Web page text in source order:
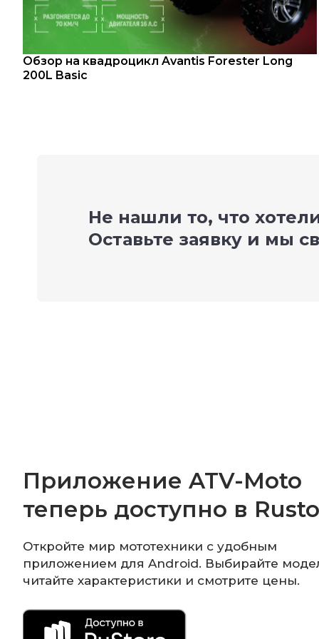
Обзор на квадроцикл Avantis Forester Long
200L Basic
Не нашли то, что
Оставьте заявку и мы
Приложение ATV-Moto
теперь доступно в
Откройте мир мототехники с удобным
приложением для Android. Выбирайте
читайте характеристики и смотрите цены.